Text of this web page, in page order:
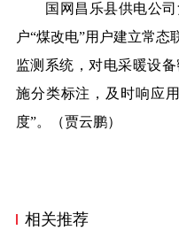
国网昌乐县供电公司
户“煤改电”用户建立常态
监测系统，对电采暖设
施分类标注，及时响应
度”。（贾云鹏）
相关推荐